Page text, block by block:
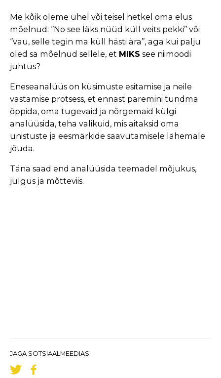
Me kõik oleme ühel või teisel hetkel oma elus
mõelnud: ‘’No see läks nüüd küll veits pekki’’ või
‘’vau, selle tegin ma küll hästi ära’’, aga kui palju
oled sa mõelnud sellele, et MIKS see niimoodi
juhtus?
Eneseanalüüs on küsimuste esitamise ja neile
vastamise protsess, et ennast paremini tundma
õppida, oma tugevaid ja nõrgemaid külgi
analüüsida, teha valikuid, mis aitaksid oma
unistuste ja eesmärkide saavutamisele lähemale
jõuda.
Täna saad end analüüsida teemadel mõjukus,
julgus ja mõtteviis.
JAGA SOTSIAALMEEDIAS